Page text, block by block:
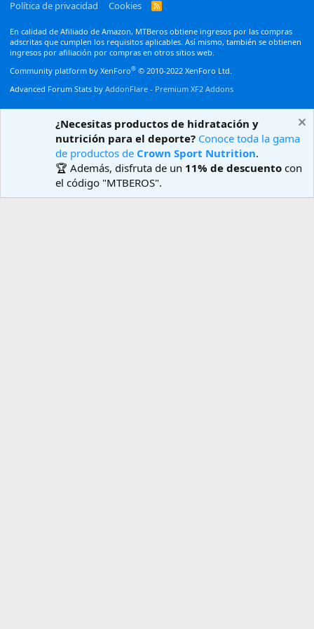
Política de privacidad
Cookies
R
En calidad de Afiliado de Amazon, MTBeros obtiene ingresos por las compras
adscritas que cumplen los requisitos aplicables. Así mismo, también se obtienen
ingresos por afiliación por compras en otros sitios web.
Community platform by XenForo® © 2010-2022 XenForo Ltd.
Advanced Forum Stats by AddonFlare - Premium XF2 Addons
¿Necesitas productos de hidratación y
nutrición para el deporte? Conoce toda la gama
de productos de Crown Sport Nutrition.
🏆 Además, disfruta de un 11% de descuento con
el código "MTBEROS".